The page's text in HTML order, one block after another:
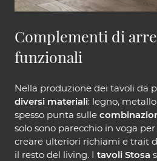
Complementi di
funzionali
Nella produzione dei tavoli da
diversi materiali: legno,
spesso punta sulle
solo sono parecchio in voga
creare ulteriori richiami e trait
il resto del living. I tavoli Stosa